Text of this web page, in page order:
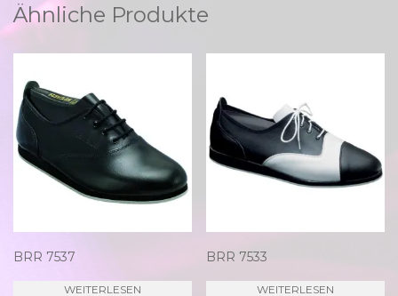
Ähnliche Produkte
BRR 7537
WEITERLESEN
BRR 7533
WEITERLESEN